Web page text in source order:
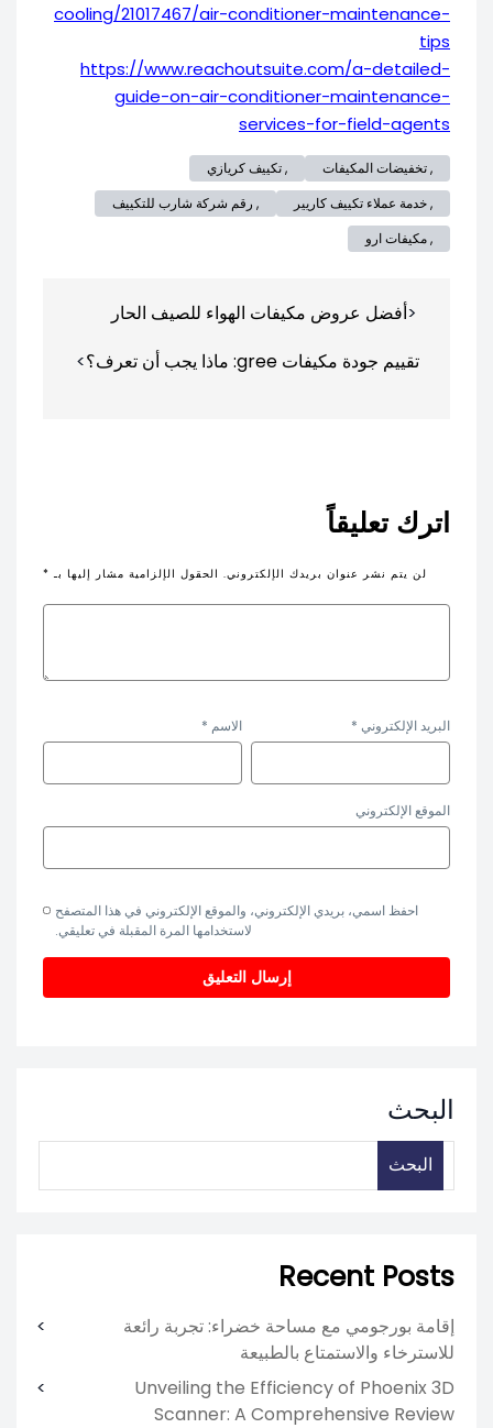
cooling/21017467/air-conditioner-maintenance-
tips
https://www.reachoutsuite.com/a-detailed-
guide-on-air-conditioner-maintenance-
services-for-field-agents
, تخفيضات المكيفات
, تكييف كريازي
, خدمة عملاء تكييف كاريير
, رقم شركة شارب للتكييف
, مكيفات ارو
المقالاتأفضل عروض مكيفات الهواء للصيف الحار
تقييم جودة مكيفات gree: ماذا يجب أن تعرف؟
اترك تعليقاً
لن يتم نشر عنوان بريدك الإلكتروني. الحقول الإلزامية مشار إليها بـ *
الاسم * البريد الإلكتروني *
الموقع الإلكتروني
احفظ اسمي، بريدي الإلكتروني، والموقع الإلكتروني في هذا المتصفح
لاستخدامها المرة المقبلة في تعليقي.
البحث
البحث
Recent Posts
إقامة بورجومي مع مساحة خضراء: تجربة رائعة
للاسترخاء والاستمتاع بالطبيعة
Unveiling the Efficiency of Phoenix 3D
Scanner: A Comprehensive Review